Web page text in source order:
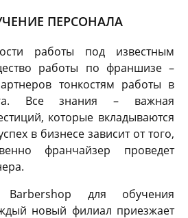
ПЕРСОНАЛА
работы под известным
работы по франшизе –
тонкостям работы в
Все знания – важная
которые вкладываются
в бизнесе зависит от того,
франчайзер проведет
для обучения
новый филиал приезжает